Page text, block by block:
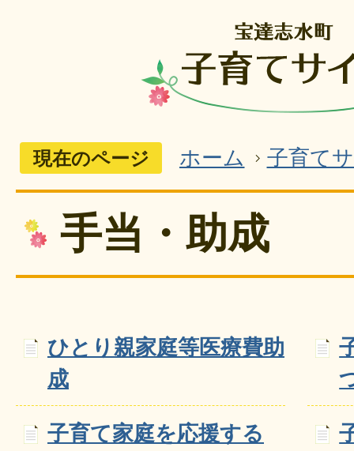
現在のページ ホーム 子育て
手当・助成
ひとり親家庭等医療費助
成
子育て家庭を応援する